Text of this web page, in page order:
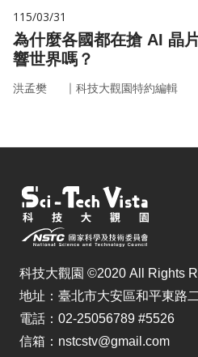
115/03/31
為什麼各國都在搶 AI 晶
響世界嗎？
洪孟樊 ｜ 科技大觀園特約編輯
科技大觀園 ©2020 All Rights
地址：臺北市大安區和平東路
電話：02-25056789 #5526
信箱：nstcstv@gmail.com